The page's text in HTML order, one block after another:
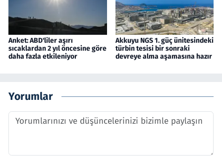
Anket: ABD'liler aşırı
sıcaklardan 2 yıl öncesine göre
daha fazla etkileniyor
Akkuyu NGS 1. güç ünitesindeki
türbin tesisi bir sonraki
devreye alma aşamasına hazır
Yorumlar